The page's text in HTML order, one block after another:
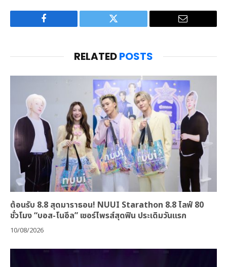
Facebook Twitter Email
RELATEDPOSTS
ต้อนรับ 8.8 สุดมาราธอน! NUUI Starathon 8.8 ไลฟ์ 80
ชั่วโมง “บอส-โนอึล” เซอร์ไพรส์สุดฟิน ประเดิมวันแรก
10/08/2026